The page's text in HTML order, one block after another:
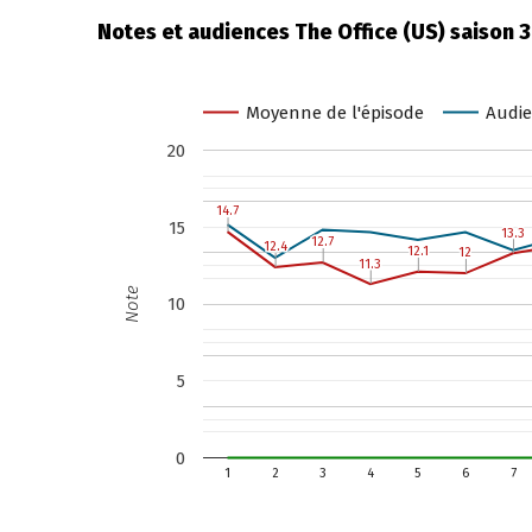
Notes et audiences The Office (US) saison 3
Moyenne de l'épisode
1 2 3 4 5 6 7
0
5
10
15
20
14.7
14.7
12.4
12.4 12.7
12.7
11.3
11.3
12.1
12.1 12
12
13.3
13.3
Note